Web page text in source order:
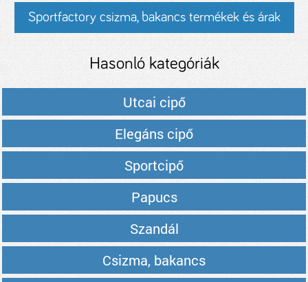
Sportfactory csizma, bakancs termékek és árak
Hasonló kategóriák
Utcai cipő
Elegáns cipő
Sportcipő
Papucs
Szandál
Csizma, bakancs